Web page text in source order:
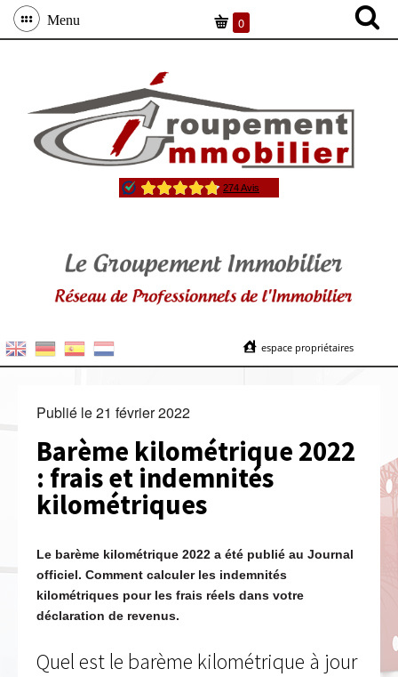
Menu 0
espace propriétaires
Publié le21 février 2022
Barème kilométrique 2022
: frais et indemnités
kilométriques
Le barème kilométrique 2022 a été publié au Journal
officiel. Comment calculer les indemnités
kilométriques pour les frais réels dans votre
déclaration de revenus.
Quel est le barème kilométrique à jour